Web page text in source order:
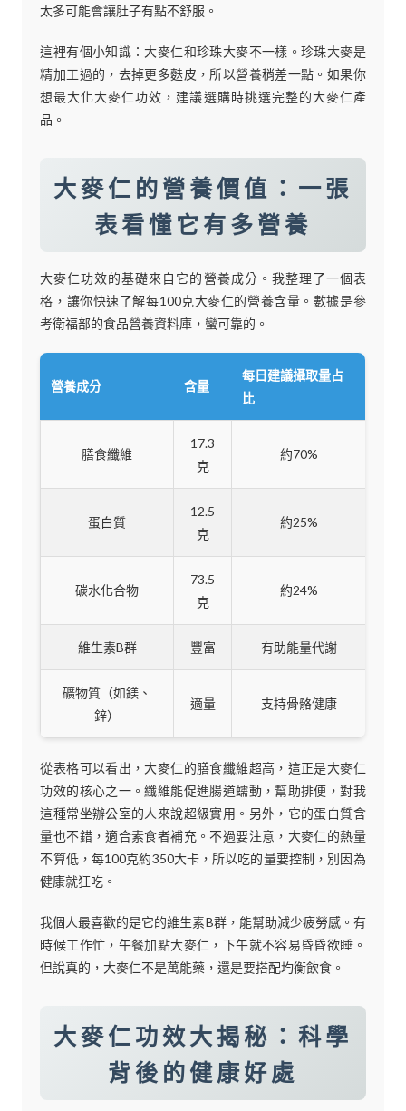
太多可能會讓肚子有點不舒服。
這裡有個小知識：大麥仁和珍珠大麥不一樣。珍珠大麥是
精加工過的，去掉更多麩皮，所以營養稍差一點。如果你
想最大化大麥仁功效，建議選購時挑選完整的大麥仁產
品。
大麥仁的營養價值：一張
表看懂它有多營養
大麥仁功效的基礎來自它的營養成分。我整理了一個表
格，讓你快速了解每100克大麥仁的營養含量。數據是參
考衛福部的食品營養資料庫，蠻可靠的。
營養成分 含量
每日建議攝取量占
比
膳食纖維
17.3
克
約70%
蛋白質
12.5
克
約25%
碳水化合物
73.5
克
約24%
維生素B群 豐富 有助能量代謝
礦物質（如鎂、
鋅）
適量 支持骨骼健康
從表格可以看出，大麥仁的膳食纖維超高，這正是大麥仁
功效的核心之一。纖維能促進腸道蠕動，幫助排便，對我
這種常坐辦公室的人來說超級實用。另外，它的蛋白質含
量也不錯，適合素食者補充。不過要注意，大麥仁的熱量
不算低，每100克約350大卡，所以吃的量要控制，別因為
健康就狂吃。
我個人最喜歡的是它的維生素B群，能幫助減少疲勞感。有
時候工作忙，午餐加點大麥仁，下午就不容易昏昏欲睡。
但說真的，大麥仁不是萬能藥，還是要搭配均衡飲食。
大麥仁功效大揭秘：科學
背後的健康好處